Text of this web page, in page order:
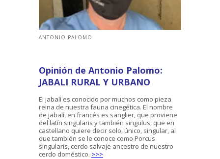
ANTONIO PALOMO
Opinión de Antonio Palomo:
JABALI RURAL Y URBANO
El jabalí es conocido por muchos como pieza
reina de nuestra fauna cinegética. El nombre
de jabalí, en francés es sanglier, que proviene
del latín singularis y también singulus, que en
castellano quiere decir solo, único, singular, al
que también se le conoce como Porcus
singularis, cerdo salvaje ancestro de nuestro
cerdo doméstico. >>>